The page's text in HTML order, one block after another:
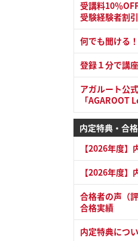
受講料10％
受験経験者割引
何でも聞ける
登録１分で講
アガルート公
「AGAROOT
内定特典・合
【2026年度
【2026年度
合格者の声（
合格実績
内定特典につ